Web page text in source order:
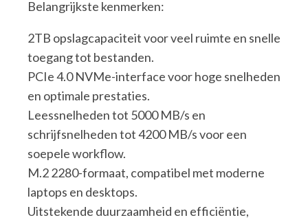
Belangrijkste kenmerken:
2TB opslagcapaciteit voor veel ruimte en snelle
toegang tot bestanden.
PCIe 4.0 NVMe-interface voor hoge snelheden
en optimale prestaties.
Leessnelheden tot 5000 MB/s en
schrijfsnelheden tot 4200 MB/s voor een
soepele workflow.
M.2 2280-formaat, compatibel met moderne
laptops en desktops.
Uitstekende duurzaamheid en efficiëntie,